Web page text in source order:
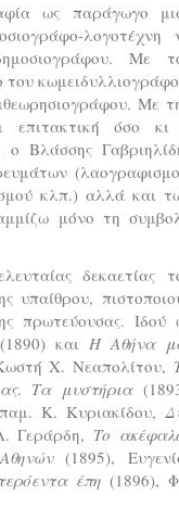
ως παράγωγο
λογοτέχνη
Με
του
Με
επιτακτική όσο
ο Βλάσσης
κλπ.) αλλά και
μόνο τη
δεκαετίας
υπαίθρου,
πρωτεύουσας. Ιδού
και Η Αθήνα
Χ. Νεαπολίτου,
. Τα μυστήρια
Κ. Κυριακίδου,
Γεράρδη, Το
(1895),
έπη(1896),